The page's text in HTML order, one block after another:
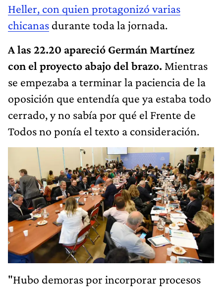
Heller, con quien protagonizó varias
chicanas durante toda la jornada.
A las 22.20 apareció Germán Martínez
con el proyecto abajo del brazo. Mientras
se empezaba a terminar la paciencia de la
oposición que entendía que ya estaba todo
cerrado, y no sabía por qué el Frente de
Todos no ponía el texto a consideración.
"Hubo demoras por incorporar procesos